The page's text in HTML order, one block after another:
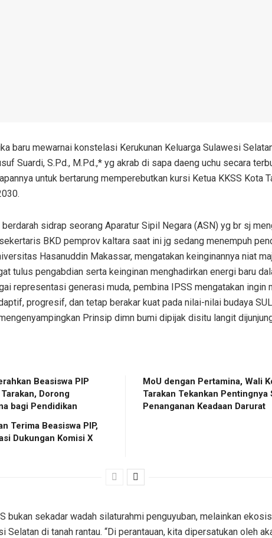
baru mewarnai konstelasi Kerukunan Keluarga Sulawesi
Suardi, S.Pd., M.Pd.,* yg akrab di sapa daeng uchu secara
untuk bertarung memperebutkan kursi Ketua KKSS Kota
sidrap seorang Aparatur Sipil Negara (ASN) yg br sj
BKD pemprov kaltara saat ini jg sedang menempuh
Hasanuddin Makassar, mengatakan keinginannya niat
tulus pengabdian serta keinginan menghadirkan energi baru
representasi generasi muda, pembina IPSS mengatakan ingin
progresif, dan tetap berakar kuat pada nilai-nilai budaya
Prinsip dimn bumi dipijak disitu langit
Beasiswa PIP
Dorong
bagi Pendidikan
Terima Beasiswa PIP,
Dukungan Komisi X
MoU dengan Pertamina, Wali
Tarakan Tekankan Pentingnya
Penanganan Keadaan Darurat
bukan sekadar wadah silaturahmi penguyuban, melainkan
Selatan di tanah rantau. “Di perantauan, kita dipersatukan oleh